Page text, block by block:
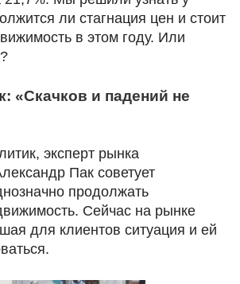
ли стагнация цен и стоит
в этом году. Или
«Скачков и падений не
эксперт рынка
Пак советует
продолжать
Сейчас на рынке
для клиентов ситуация и ей